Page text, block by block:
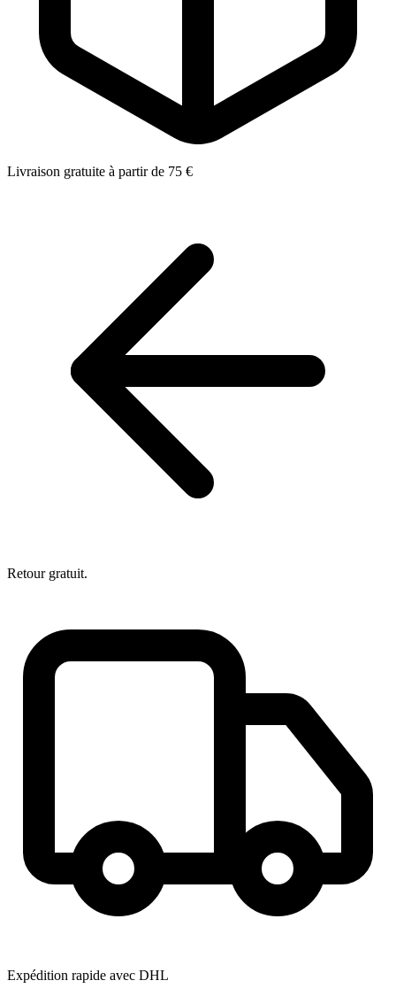
Livraison gratuite à partir de 75 €
Retour gratuit.
Expédition rapide avec DHL